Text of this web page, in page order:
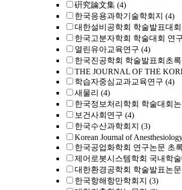
硏究論文集 (4)
한국응용과학기술학회지 (4)
대한설비공학회 학술발표대
한국고분자학회 학술대회 연
열린유아교육연구 (4)
한국진공학회 학술발표회초
THE JOURNAL OF THE
학습자중심교과교육연구 (4)
새물리 (4)
한국정보처리학회 학술대회
보건사회연구 (4)
한국수산과학회지 (3)
Korean Journal of
한국공업화학회 연구논문 초
제어로봇시스템학회 국내학
대한환경공학회 학술발표논문
한국항해항만학회지 (3)